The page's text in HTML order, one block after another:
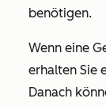
benötigen.
Wenn eine
erhalten Sie
Danach